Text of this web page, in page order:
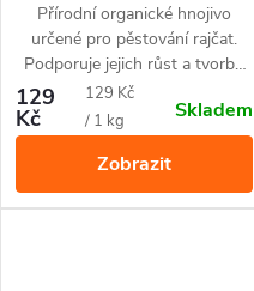
Přírodní organické hnojivo
určené pro pěstování rajčat.
Podporuje jejich růst a tvorbu
plodů. Působí až 3 měsíce.
129
Kč
Měrná
cena:
129 Kč
/ 1 kg
Skladem
Zobrazit